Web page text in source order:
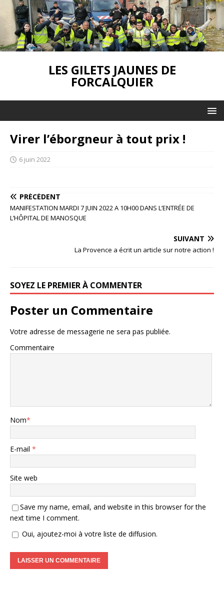
LES GILETS JAUNES DE
FORCALQUIER
Virer l’éborgneur à tout prix !
6 juin 2022
PRÉCÉDENT
MANIFESTATION MARDI 7 JUIN 2022 A 10H00 DANS L’ENTRÉE DE
L’HÔPITAL DE MANOSQUE
SUIVANT
La Provence a écrit un article sur notre action !
SOYEZ LE PREMIER À COMMENTER
Poster un Commentaire
Votre adresse de messagerie ne sera pas publiée.
Commentaire
Nom*
E-mail *
Site web
Save my name, email, and website in this browser for the
next time I comment.
Oui, ajoutez-moi à votre liste de diffusion.